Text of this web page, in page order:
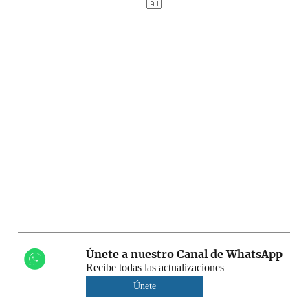
Únete a nuestro Canal de WhatsApp
Recibe todas las actualizaciones
Únete